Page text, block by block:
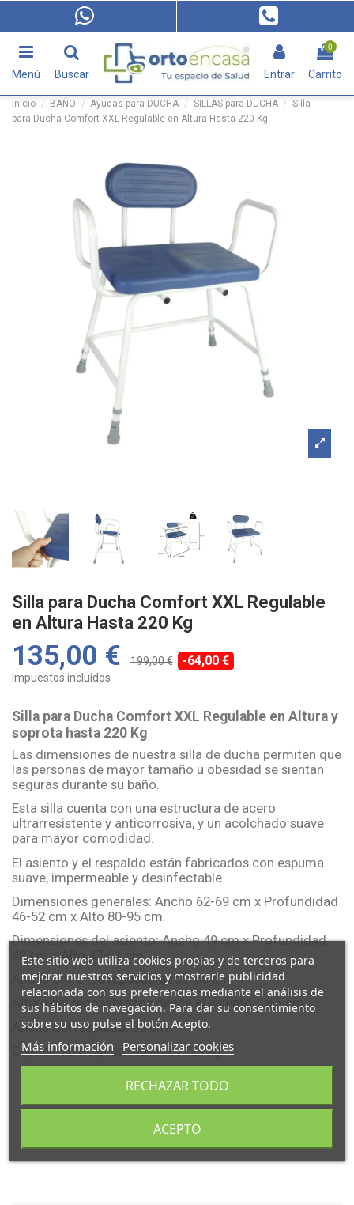
Menú Buscar Entrar
0
Carrito
Inicio BAÑO Ayudas para DUCHA SILLAS para DUCHA
Silla
para Ducha Comfort XXL Regulable en Altura Hasta 220 Kg
Silla para Ducha Comfort XXL Regulable
en Altura Hasta 220 Kg
135,00 € 199,00 € -64,00 €
Impuestos incluidos
Silla para Ducha Comfort XXL Regulable en Altura y
soprota hasta 220 Kg
Las dimensiones de nuestra silla de ducha permiten que
las personas de mayor tamaño u obesidad se sientan
seguras durante su baño.
Esta silla cuenta con una estructura de acero
ultrarresistente y anticorrosiva, y un acolchado suave
para mayor comodidad.
El asiento y el respaldo están fabricados con espuma
suave, impermeable y desinfectable.
Dimensiones generales: Ancho 62-69 cm x Profundidad
46-52 cm x Alto 80-95 cm.
Dimensiones del asiento: Ancho 49 cm x Profundidad
42 cm x Alto 47-61 cm.
Ancho entre los reposabrazos: 60 cm.
Altura del reposabrazos desde el asiento: 18,5 cm.
Ancho del respaldo: 35 cm.
Capacidad de peso máximo: 220 kg.
Este sitio web utiliza cookies propias y de terceros para
mejorar nuestros servicios y mostrarle publicidad
relacionada con sus preferencias mediante el análisis de
sus hábitos de navegación. Para dar su consentimiento
sobre su uso pulse el botón Acepto.
Más información Personalizar cookies
RECHAZAR TODO
ACEPTO